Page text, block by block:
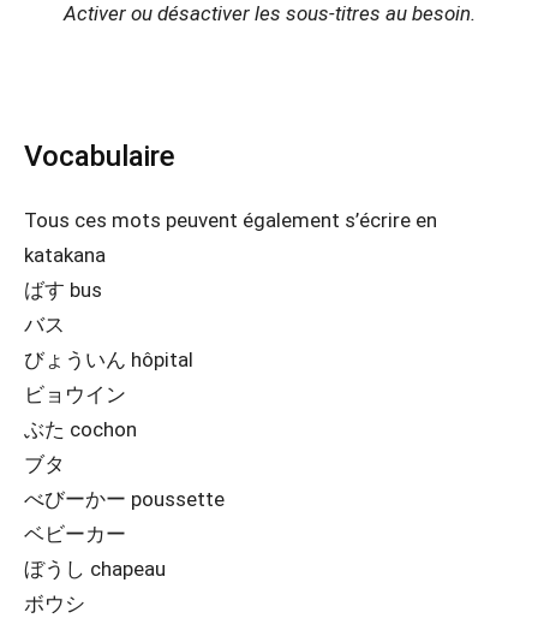
Activer ou désactiver les sous-titres au besoin.
Vocabulaire
Tous ces mots peuvent également s’écrire en
katakana
ばす bus
バス
びょういん hôpital
ビョウイン
ぶた cochon
ブタ
べびーかー poussette
ベビーカー
ぼうし chapeau
ボウシ